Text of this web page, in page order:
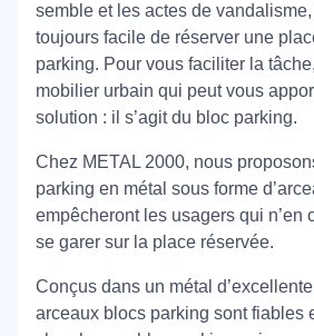
semble et les actes de vandalisme,
toujours facile de réserver une
parking. Pour vous faciliter la
mobilier urbain qui peut vous
solution : il s’agit du bloc parking.
Chez METAL 2000, nous
parking en métal sous forme
empêcheront les usagers qui n’en
se garer sur la place réservée.
Conçus dans un métal
arceaux blocs parking sont fiables